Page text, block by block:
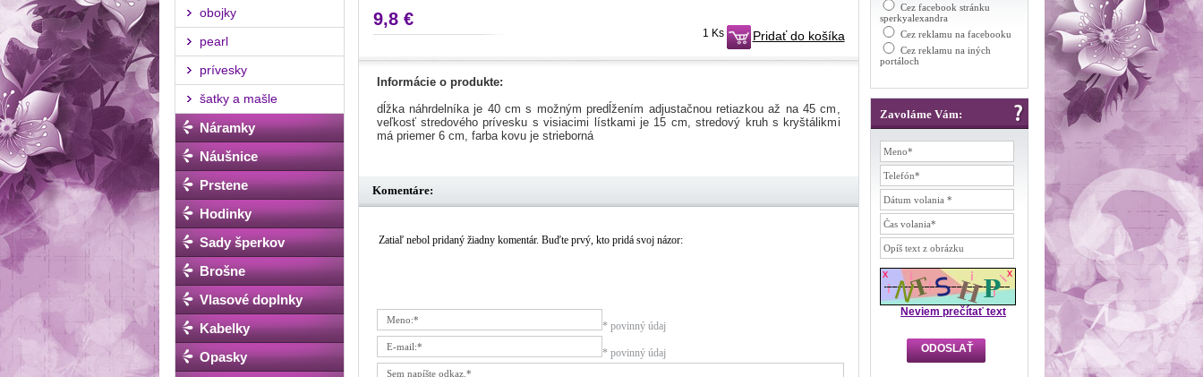
obojky
pearl
prívesky
šatky a mašle
Náramky
Náušnice
Prstene
Hodinky
Sady šperkov
Brošne
Vlasové doplnky
Kabelky
Opasky
Cez facebook stránku
sperkyalexandra
Cez reklamu na facebooku
Cez reklamu na iných
portáloch
Zavoláme Vám:
Neviem prečítať text
9,8 €
1 Ks Pridať do košíka
Informácie o produkte:
dĺžka náhrdelníka je 40 cm s možným predĺžením adjustačnou retiazkou až na 45 cm,
veľkosť stredového prívesku s visiacimi lístkami je 15 cm, stredový kruh s kryštálikmi
má priemer 6 cm, farba kovu je strieborná
Komentáre:
Zatiaľ nebol pridaný žiadny komentár. Buďte prvý, kto pridá svoj názor:
* povinný údaj
* povinný údaj